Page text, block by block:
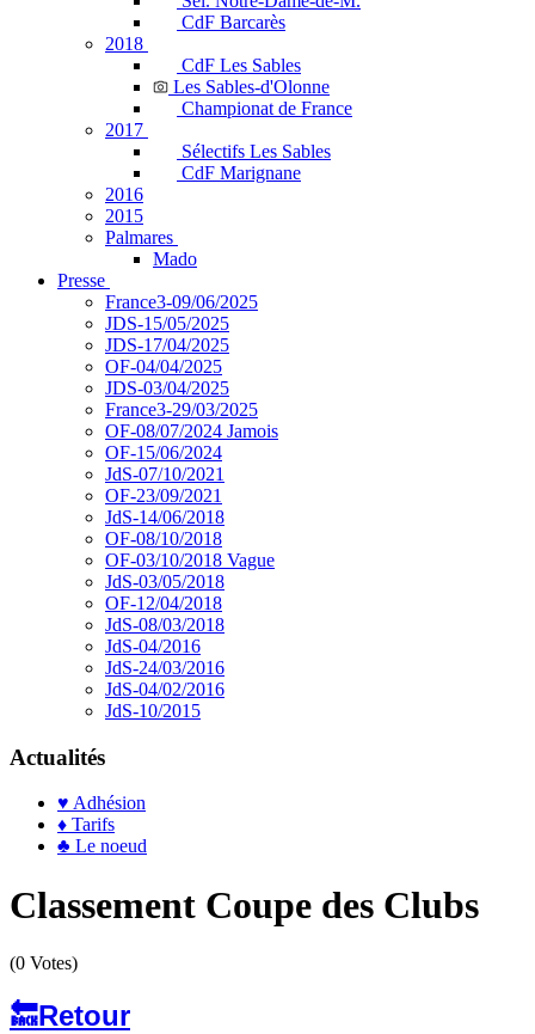
CdF Barcarès
2018
CdF Les Sables
Les Sables-d'Olonne
Championat de France
2017
Sélectifs Les Sables
CdF Marignane
2016
2015
Palmares
Mado
Presse
France3-09/06/2025
JDS-15/05/2025
JDS-17/04/2025
OF-04/04/2025
JDS-03/04/2025
France3-29/03/2025
OF-08/07/2024 Jamois
OF-15/06/2024
JdS-07/10/2021
OF-23/09/2021
JdS-14/06/2018
OF-08/10/2018
OF-03/10/2018 Vague
JdS-03/05/2018
OF-12/04/2018
JdS-08/03/2018
JdS-04/2016
JdS-24/03/2016
JdS-04/02/2016
JdS-10/2015
Actualités
♥ Adhésion
♦ Tarifs
♣ Le noeud
Classement Coupe des Clubs
(0 Votes)
🔙Retour